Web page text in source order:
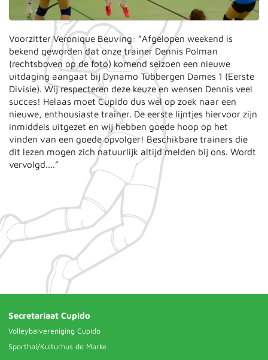
Voorzitter Veronique Beuving: ”Afgelopen weekend is
bekend geworden dat onze trainer Dennis Polman
(rechtsboven op de foto) komend seizoen een nieuwe
uitdaging aangaat bij Dynamo Tubbergen Dames 1 (Eerste
Divisie). Wij respecteren deze keuze en wensen Dennis veel
succes! Helaas moet Cupido dus wel op zoek naar een
nieuwe, enthousiaste trainer. De eerste lijntjes hiervoor zijn
inmiddels uitgezet en wij hebben goede hoop op het
vinden van een goede opvolger! Beschikbare trainers die
dit lezen mogen zich natuurlijk altijd melden bij ons. Wordt
vervolgd....”
Secretariaat Cupido
Volleybalvereniging Cupido
Sporthal/Kulturhus de Marke